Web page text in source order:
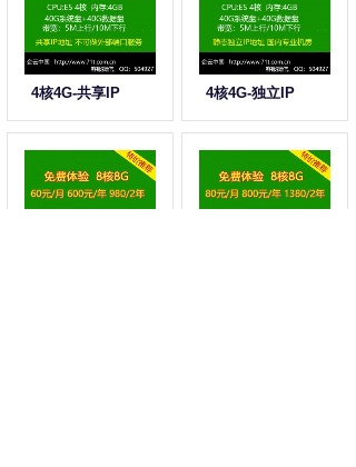
4核4G-共享IP 4核4G-独立IP